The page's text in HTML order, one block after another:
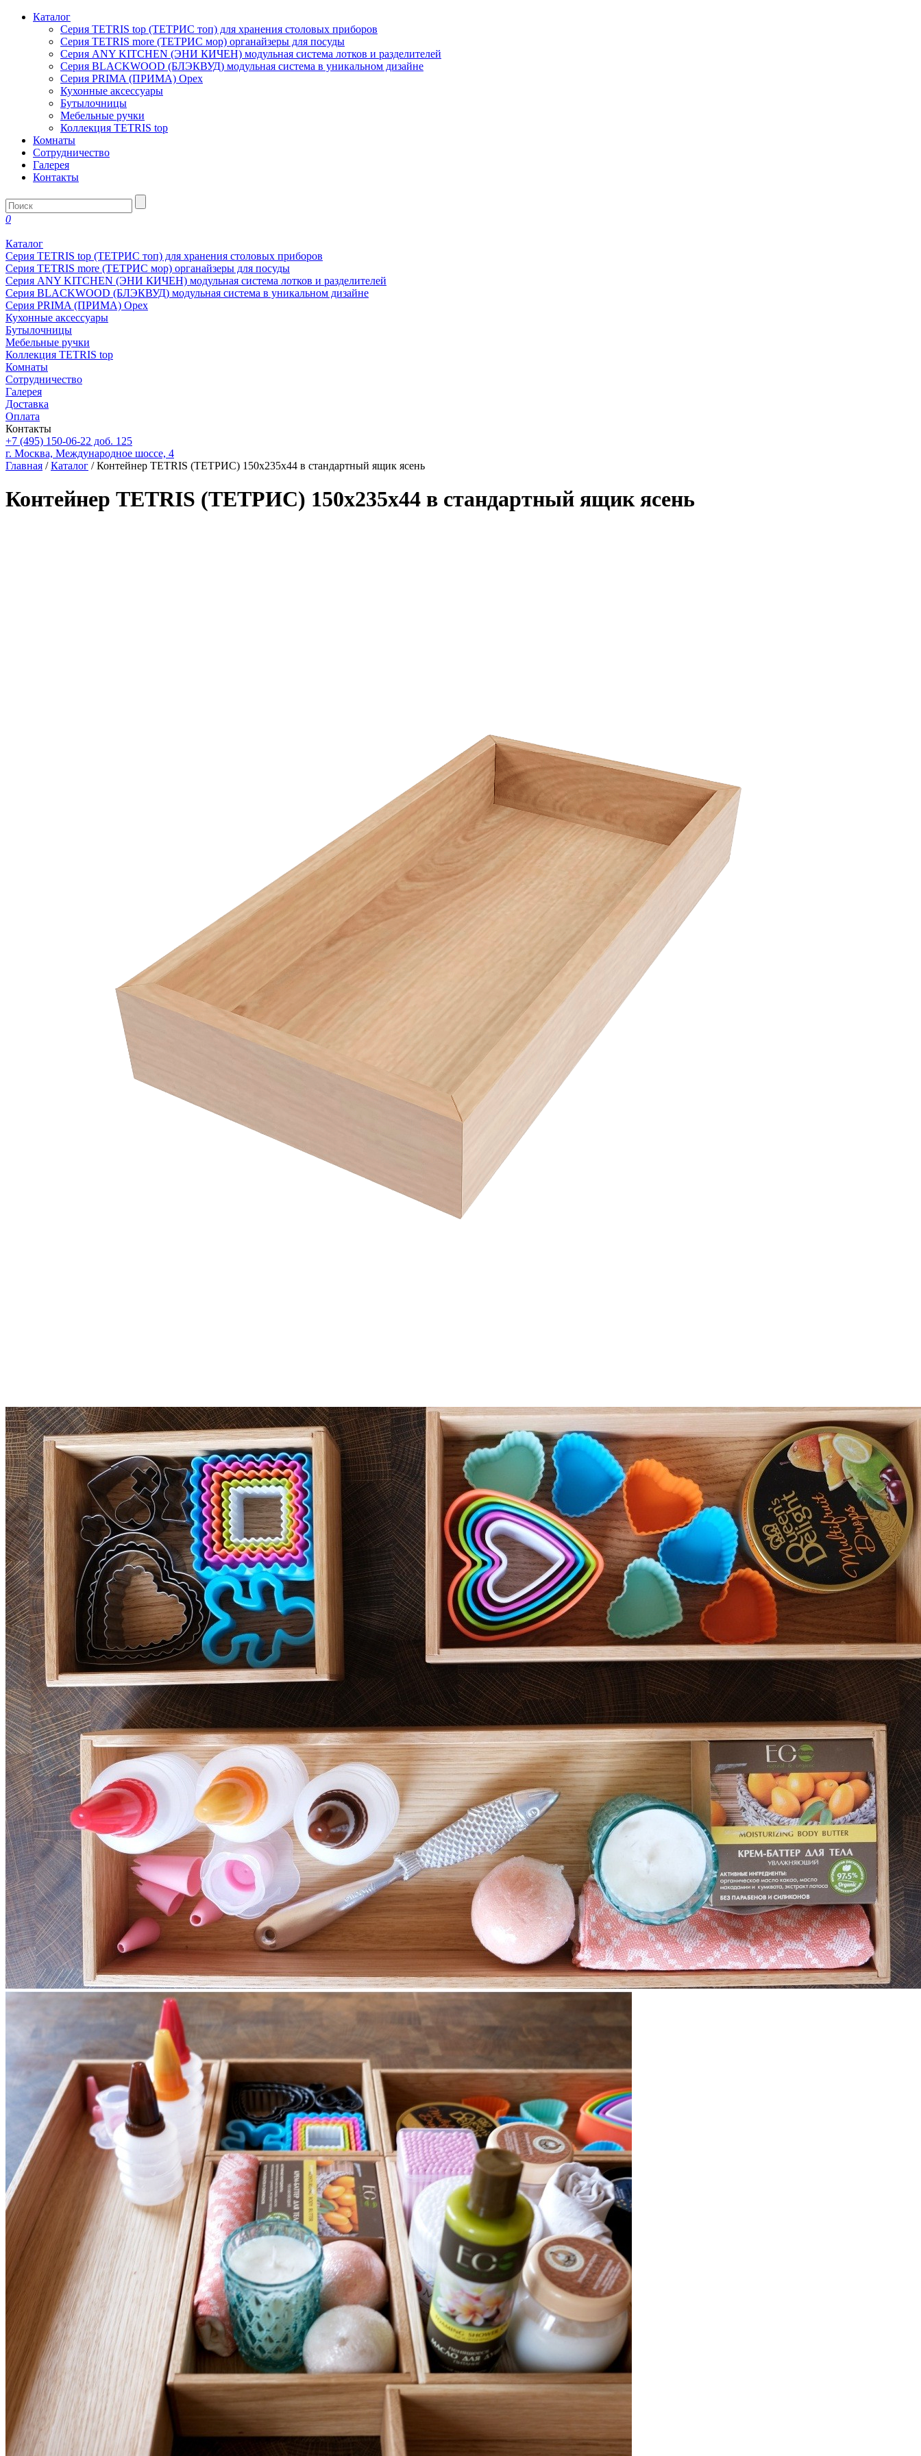
Каталог
Серия TETRIS top (ТЕТРИС топ) для хранения столовых приборов
Серия TETRIS more (ТЕТРИС мор) органайзеры для посуды
Серия ANY KITCHEN (ЭНИ КИЧЕН) модульная система лотков и разделителей
Серия BLACKWOOD (БЛЭКВУД) модульная система в уникальном дизайне
Серия PRIMA (ПРИМА) Орех
Кухонные аксессуары
Бутылочницы
Мебельные ручки
Коллекция TETRIS top
Комнаты
Сотрудничество
Галерея
Контакты
0
Каталог
Серия TETRIS top (ТЕТРИС топ) для хранения столовых приборов
Серия TETRIS more (ТЕТРИС мор) органайзеры для посуды
Серия ANY KITCHEN (ЭНИ КИЧЕН) модульная система лотков и разделителей
Серия BLACKWOOD (БЛЭКВУД) модульная система в уникальном дизайне
Серия PRIMA (ПРИМА) Орех
Кухонные аксессуары
Бутылочницы
Мебельные ручки
Коллекция TETRIS top
Комнаты
Сотрудничество
Галерея
Доставка
Оплата
Контакты
+7 (495) 150-06-22 доб. 125
г. Москва, Международное шоссе, 4
Главная /Каталог / Контейнер TETRIS (ТЕТРИС) 150х235х44 в стандартный ящик ясень
Контейнер TETRIS (ТЕТРИС) 150х235х44 в стандартный ящик ясень